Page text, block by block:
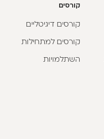
קורסים
קורסים דיגיטליים
קורסים למתחילות
השתלמויות